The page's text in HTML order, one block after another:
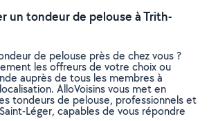
un tondeur de pelouse à Trith-
de pelouse près de chez vous ?
les offreurs de votre choix ou
auprès de tous les membres à
AlloVoisins vous met en
tondeurs de pelouse, professionnels et
Léger, capables de vous répondre